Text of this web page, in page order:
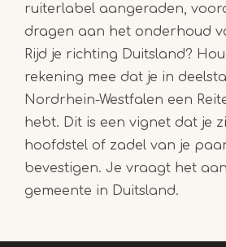
ruiterlabel aangeraden,
dragen aan het onderhoud
Rijd je richting Duitsland?
rekening mee dat je in
Nordrhein-Westfalen een
hebt. Dit is een vignet dat je
hoofdstel of zadel van je
bevestigen. Je vraagt het
gemeente in Duitsland.